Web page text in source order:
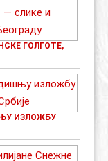
ГОЛГОТЕ,
ИЗЛОЖБУ